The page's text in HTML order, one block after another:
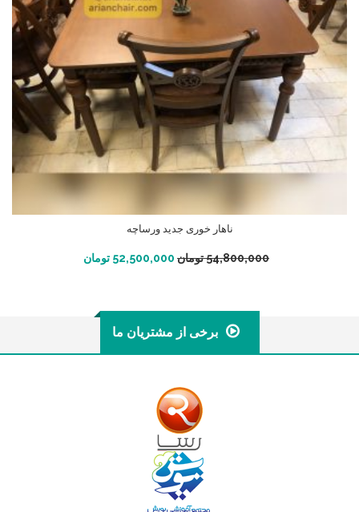
ناهار خوری جدید ورساچه
54,800,000تومان 52,500,000 تومان افزودن به سبد خرید
برخی از مشتریان ما